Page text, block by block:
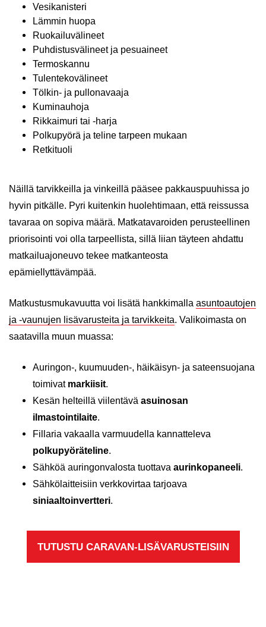
Vesikanisteri
Lämmin huopa
Ruokailuvälineet
Puhdistusvälineet ja pesuaineet
Termoskannu
Tulentekovälineet
Tölkin- ja pullonavaaja
Kuminauhoja
Rikkaimuri tai -harja
Polkupyörä ja teline tarpeen mukaan
Retkituoli
Näillä tarvikkeilla ja vinkeillä pääsee pakkauspuuhissa jo
hyvin pitkälle. Pyri kuitenkin huolehtimaan, että reissussa
tavaraa on sopiva määrä. Matkatavaroiden perusteellinen
priorisointi voi olla tarpeellista, sillä liian täyteen ahdattu
matkailuajoneuvo tekee matkanteosta
epämiellyttävämpää.
Matkustusmukavuutta voi lisätä hankkimalla asuntoautojen
ja -vaunujen lisävarusteita ja tarvikkeita. Valikoimasta on
saatavilla muun muassa:
Auringon-, kuumuuden-, häikäisyn- ja sateensuojana
toimivat markiisit.
Kesän helteillä viilentävä asuinosan
ilmastointilaite.
Fillaria vakaalla varmuudella kannatteleva
polkupyöräteline.
Sähköä auringonvalosta tuottava aurinkopaneeli.
Sähkölaitteisiin verkkovirtaa tarjoava
siniaaltoinvertteri.
TUTUSTU CARAVAN-LISÄVARUSTEISIIN